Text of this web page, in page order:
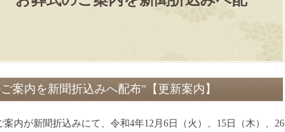
案内を新聞折込みへ配布"【更新案内】
内が新聞折込みにて、令和4年12月6日（火）、15日（木）、26